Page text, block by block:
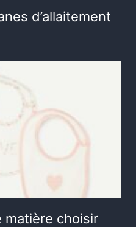
d’allaitement
matière choisir